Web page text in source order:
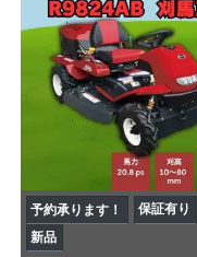
予約承ります！
保証有り
新品